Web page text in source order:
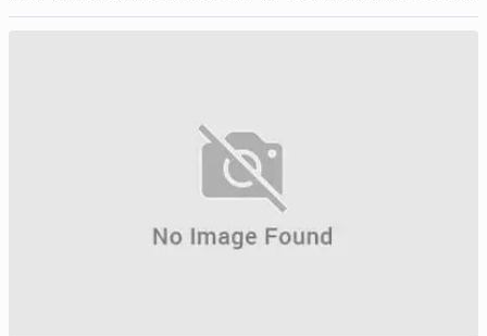
এ আহ্বান জানান।